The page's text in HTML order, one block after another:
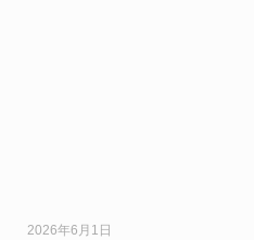
2026年6月1日